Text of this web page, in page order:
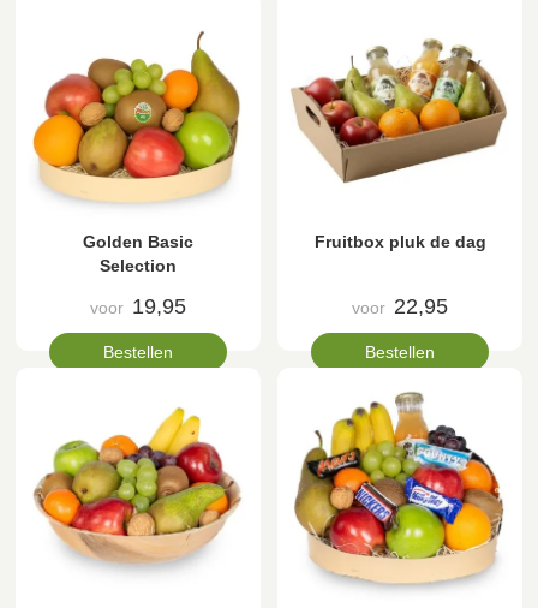
Golden Basic
Selection
voor 19,95
Bestellen
Fruitbox pluk de dag
voor 22,95
Bestellen